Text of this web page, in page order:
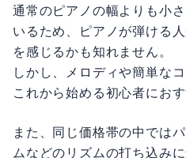
通常のピアノの幅よりも小
いるため、ピアノが弾ける
を感じるかも知れません。
しかし、メロディや簡単な
これから始める初心者におす
また、同じ価格帯の中では
ムなどのリズムの打ち込みに